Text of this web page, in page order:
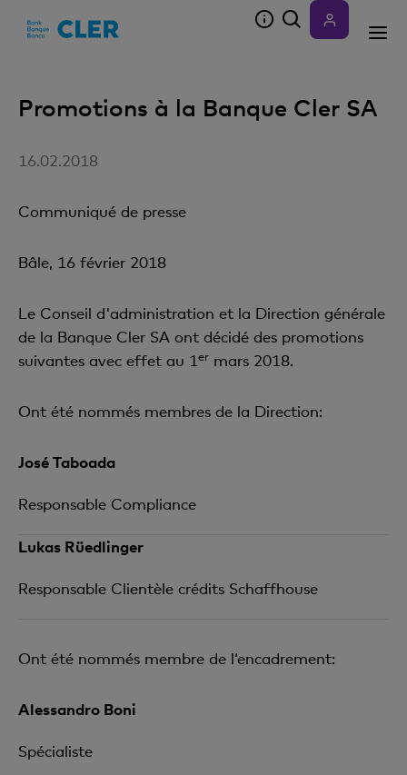
Promotions à la Banque Cler SA
16.02.2018
Communiqué de presse
Bâle, 16 février 2018
Le Conseil d'administration et la Direction générale
de la Banque Cler SA ont décidé des promotions
suivantes avec effet au 1er mars 2018.
Ont été nommés membres de la Direction:
José Taboada
Responsable Compliance
Lukas Rüedlinger
Responsable Clientèle crédits Schaffhouse
Ont été nommés membre de l‘encadrement:
Alessandro Boni
Spécialiste